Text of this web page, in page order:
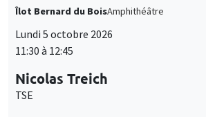
Îlot Bernard du BoisAmphithéâtre
Lundi 5 octobre 2026
11:30 à 12:45
Nicolas Treich
TSE